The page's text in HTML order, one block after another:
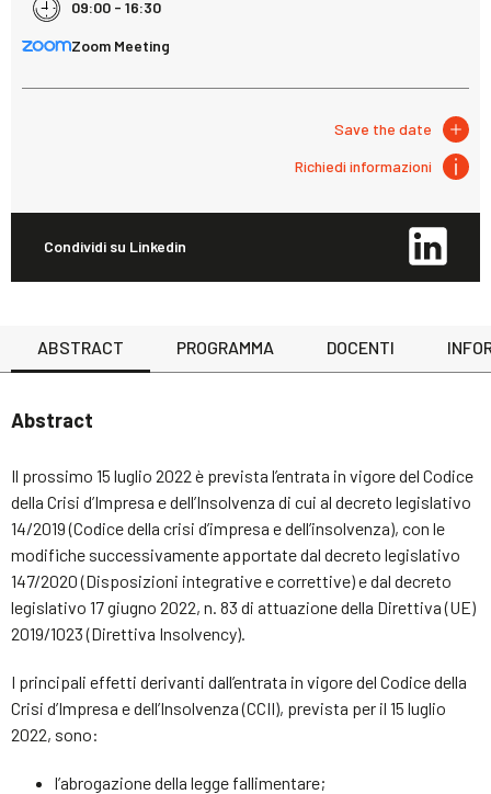
09:00 - 16:30
Zoom Meeting
Save the date
Richiedi informazioni
Condividi su Linkedin
ABSTRACT PROGRAMMA DOCENTI
Abstract
Il prossimo 15 luglio 2022 è prevista l’entrata in vigore del Codice
della Crisi d’Impresa e dell’Insolvenza di cui al decreto legislativo
14/2019 (Codice della crisi d’impresa e dell’insolvenza), con le
modifiche successivamente apportate dal decreto legislativo
147/2020 (Disposizioni integrative e correttive) e dal decreto
legislativo 17 giugno 2022, n. 83 di attuazione della Direttiva (UE)
2019/1023 (Direttiva Insolvency).
I principali effetti derivanti dall’entrata in vigore del Codice della
Crisi d’Impresa e dell’Insolvenza (CCII), prevista per il 15 luglio
2022, sono:
l’abrogazione della legge fallimentare;